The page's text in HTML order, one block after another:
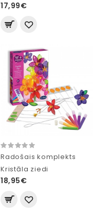
17,99€
Radošais komplekts
Kristāla ziedi
18,95€